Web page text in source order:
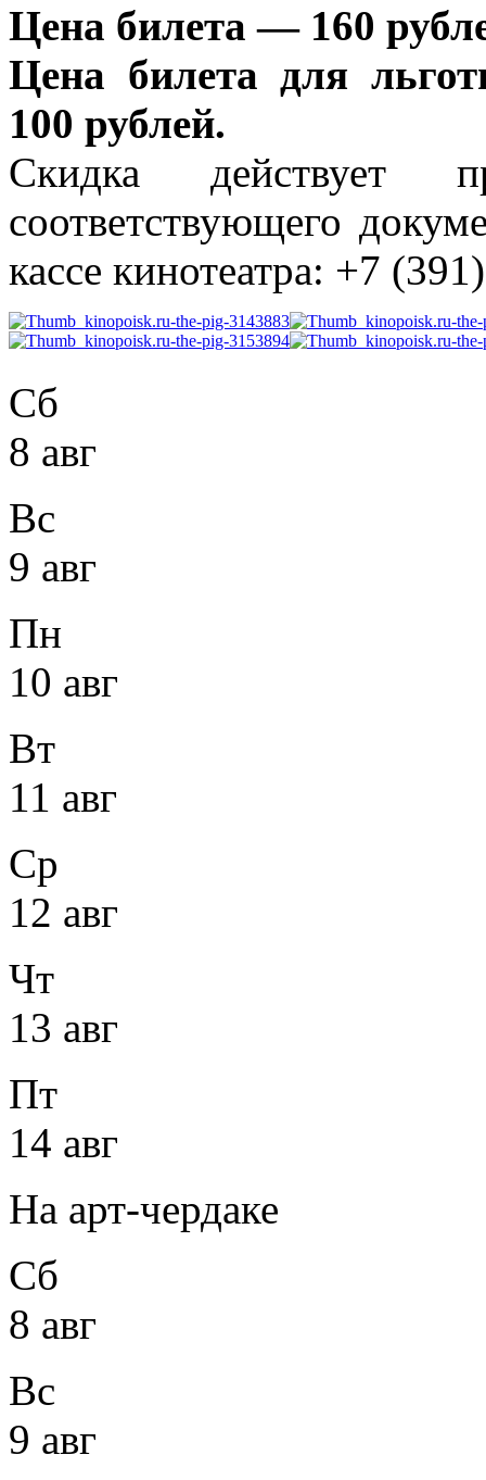
Цена билета — 160
Цена билета для
100 рублей.
Скидка действует
соответствующего
кассе кинотеатра: +7
Сб
8 авг
Вс
9 авг
Пн
10 авг
Вт
11 авг
Ср
12 авг
Чт
13 авг
Пт
14 авг
На арт-чердаке
Сб
8 авг
Вс
9 авг